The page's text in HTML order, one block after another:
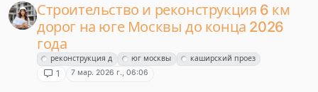
Строительство и реконструкция 6 км
дорог на юге Москвы до конца 2026
года
реконструкция д юг москвы каширский проез
1 7 мар. 2026 г., 06:06